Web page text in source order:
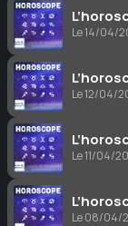
Le 14/04/
Le 12/04/
Le 11/04/
Le 08/04/